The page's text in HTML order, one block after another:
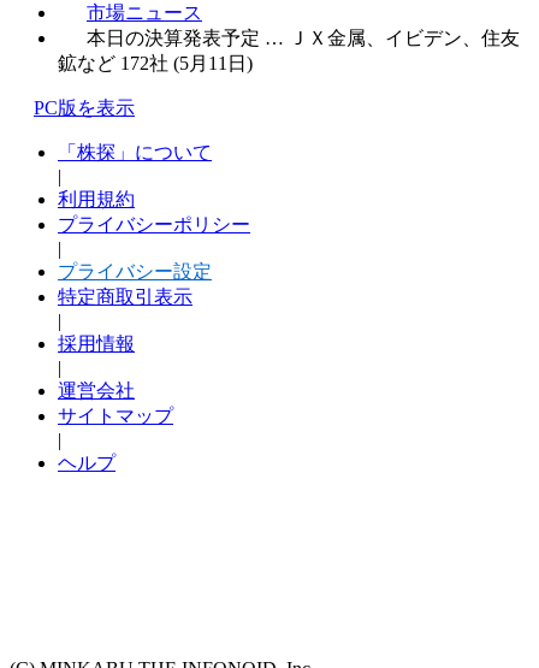
市場ニュース
本日の決算発表予定 … ＪＸ金属、イビデン、住友
鉱など 172社 (5月11日)
PC版を表示
「株探」について
|
利用規約
プライバシーポリシー
|
プライバシー設定
特定商取引表示
|
採用情報
|
運営会社
サイトマップ
|
ヘルプ